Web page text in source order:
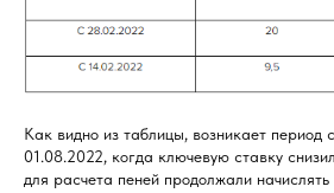
Как видно из таблицы, возникает период
01.08.2022, когда ключевую ставку
для расчета пеней продолжали